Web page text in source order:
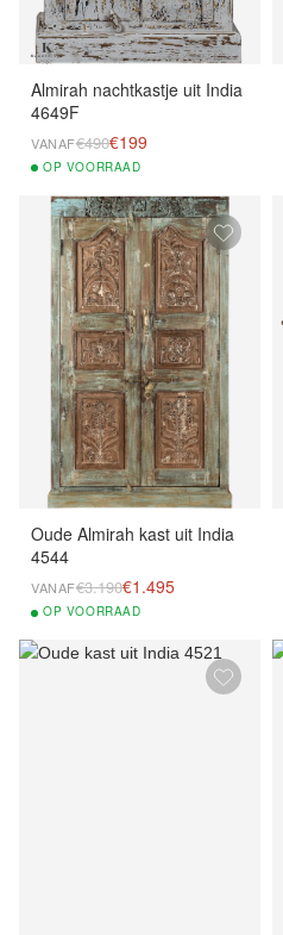
Almirah nachtkastje uit India
4649F
VANAF€490€199
OP VOORRAAD
Oude Almirah kast uit India
4544
VANAF€3.190€1.495
OP VOORRAAD